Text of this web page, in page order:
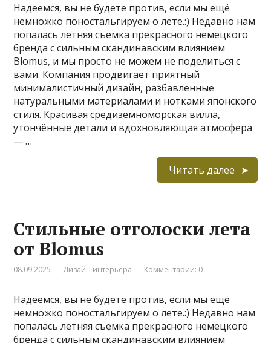
Надеемся, вы не будете против, если мы ещё
немножко поностальгируем о лете.:) Недавно нам
попалась летняя съемка прекрасного немецкого
бренда с сильным скандинавским влиянием
Blomus, и мы просто не можем не поделиться с
вами. Компания продвигает приятный
минималистичный дизайн, разбавленные
натуральными материалами и нотками японского
стиля. Красивая средиземноморская вилла,
утончённые детали и вдохновляющая атмосфера
— …
Читать далее
Стильные отголоски лета
от Blomus
08.09.2025 Дизайн интерьера Комментарии: 0
Надеемся, вы не будете против, если мы ещё
немножко поностальгируем о лете.:) Недавно нам
попалась летняя съемка прекрасного немецкого
бренда с сильным скандинавским влиянием